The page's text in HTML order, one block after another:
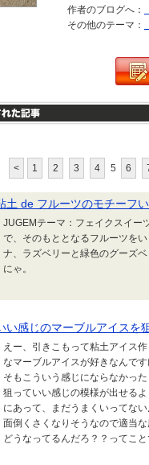
作者のブログへ：
その他のテーマ：
< 1 2 3 4 5 6
土 de フルーツのモチーフ
JUGEMテーマ：フェイクスイー
で、そのもととなるフルーツを
ナ、ラズベリーと緑色のグーズ
にゃ。
い感じのマーブルアイスを
えー、引きこもって粘土アイス
なマーブルアイスが好きなんで
そもこういう感じにならなかっ
狙っていい感じの模様が出せる
にあって、まだうまくいってな
面倒くさくなりそうなので適当
どうなってるんだろ？？ってこ